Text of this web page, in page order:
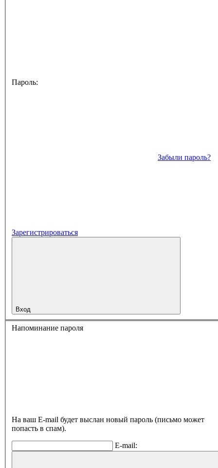
Пароль:
Забыли пароль?
Зарегистрироваться
Вход
Напоминание пароля
На ваш E-mail будет выслан новый пароль (письмо может
попасть в спам).
E-mail: